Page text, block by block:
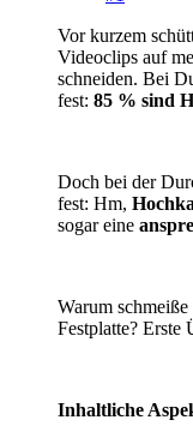
Vor kurzem
Videoclips auf
schneiden. Bei
fest: 85 % sind
Doch bei der
fest: Hm,
sogar eine
Warum
Festplatte? Erste
Inhaltliche